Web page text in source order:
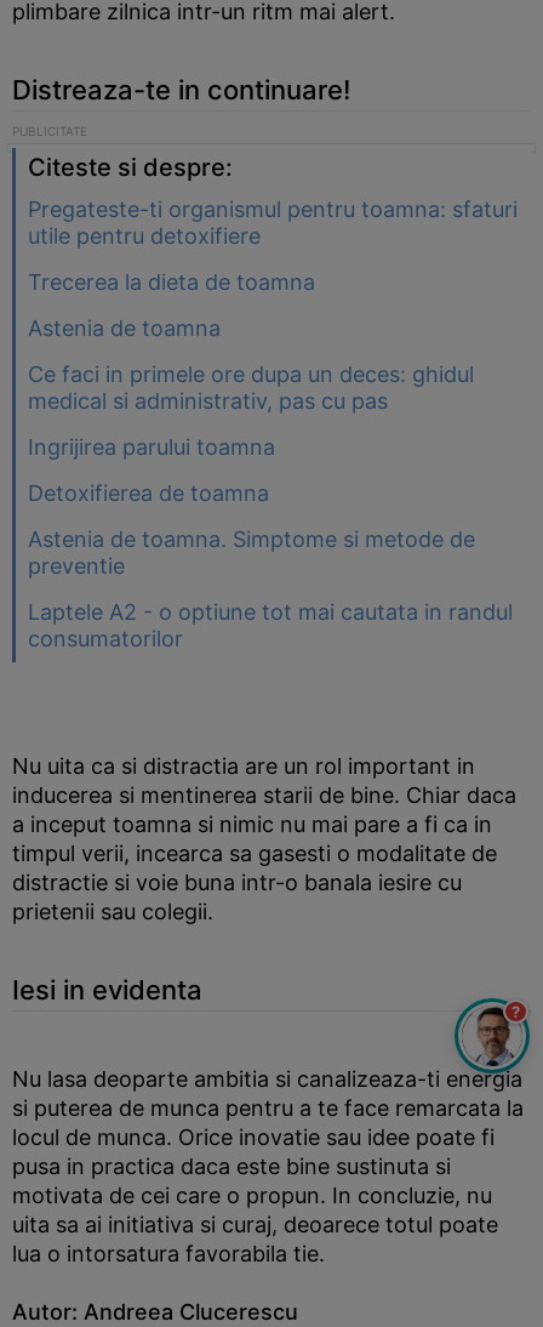
plimbare zilnica intr-un ritm mai alert.
Distreaza-te in continuare!
Citeste si despre:
Pregateste-ti organismul pentru toamna: sfaturi
utile pentru detoxifiere
Trecerea la dieta de toamna
Astenia de toamna
Ce faci in primele ore dupa un deces: ghidul
medical si administrativ, pas cu pas
Ingrijirea parului toamna
Detoxifierea de toamna
Astenia de toamna. Simptome si metode de
preventie
Laptele A2 - o optiune tot mai cautata in randul
consumatorilor
Nu uita ca si distractia are un rol important in
inducerea si mentinerea starii de bine. Chiar daca
a inceput toamna si nimic nu mai pare a fi ca in
timpul verii, incearca sa gasesti o modalitate de
distractie si voie buna intr-o banala iesire cu
prietenii sau colegii.
Iesi in evidenta
Nu lasa deoparte ambitia si canalizeaza-ti energia
si puterea de munca pentru a te face remarcata la
locul de munca. Orice inovatie sau idee poate fi
pusa in practica daca este bine sustinuta si
motivata de cei care o propun. In concluzie, nu
uita sa ai initiativa si curaj, deoarece totul poate
lua o intorsatura favorabila tie.
Autor: Andreea Clucerescu
?